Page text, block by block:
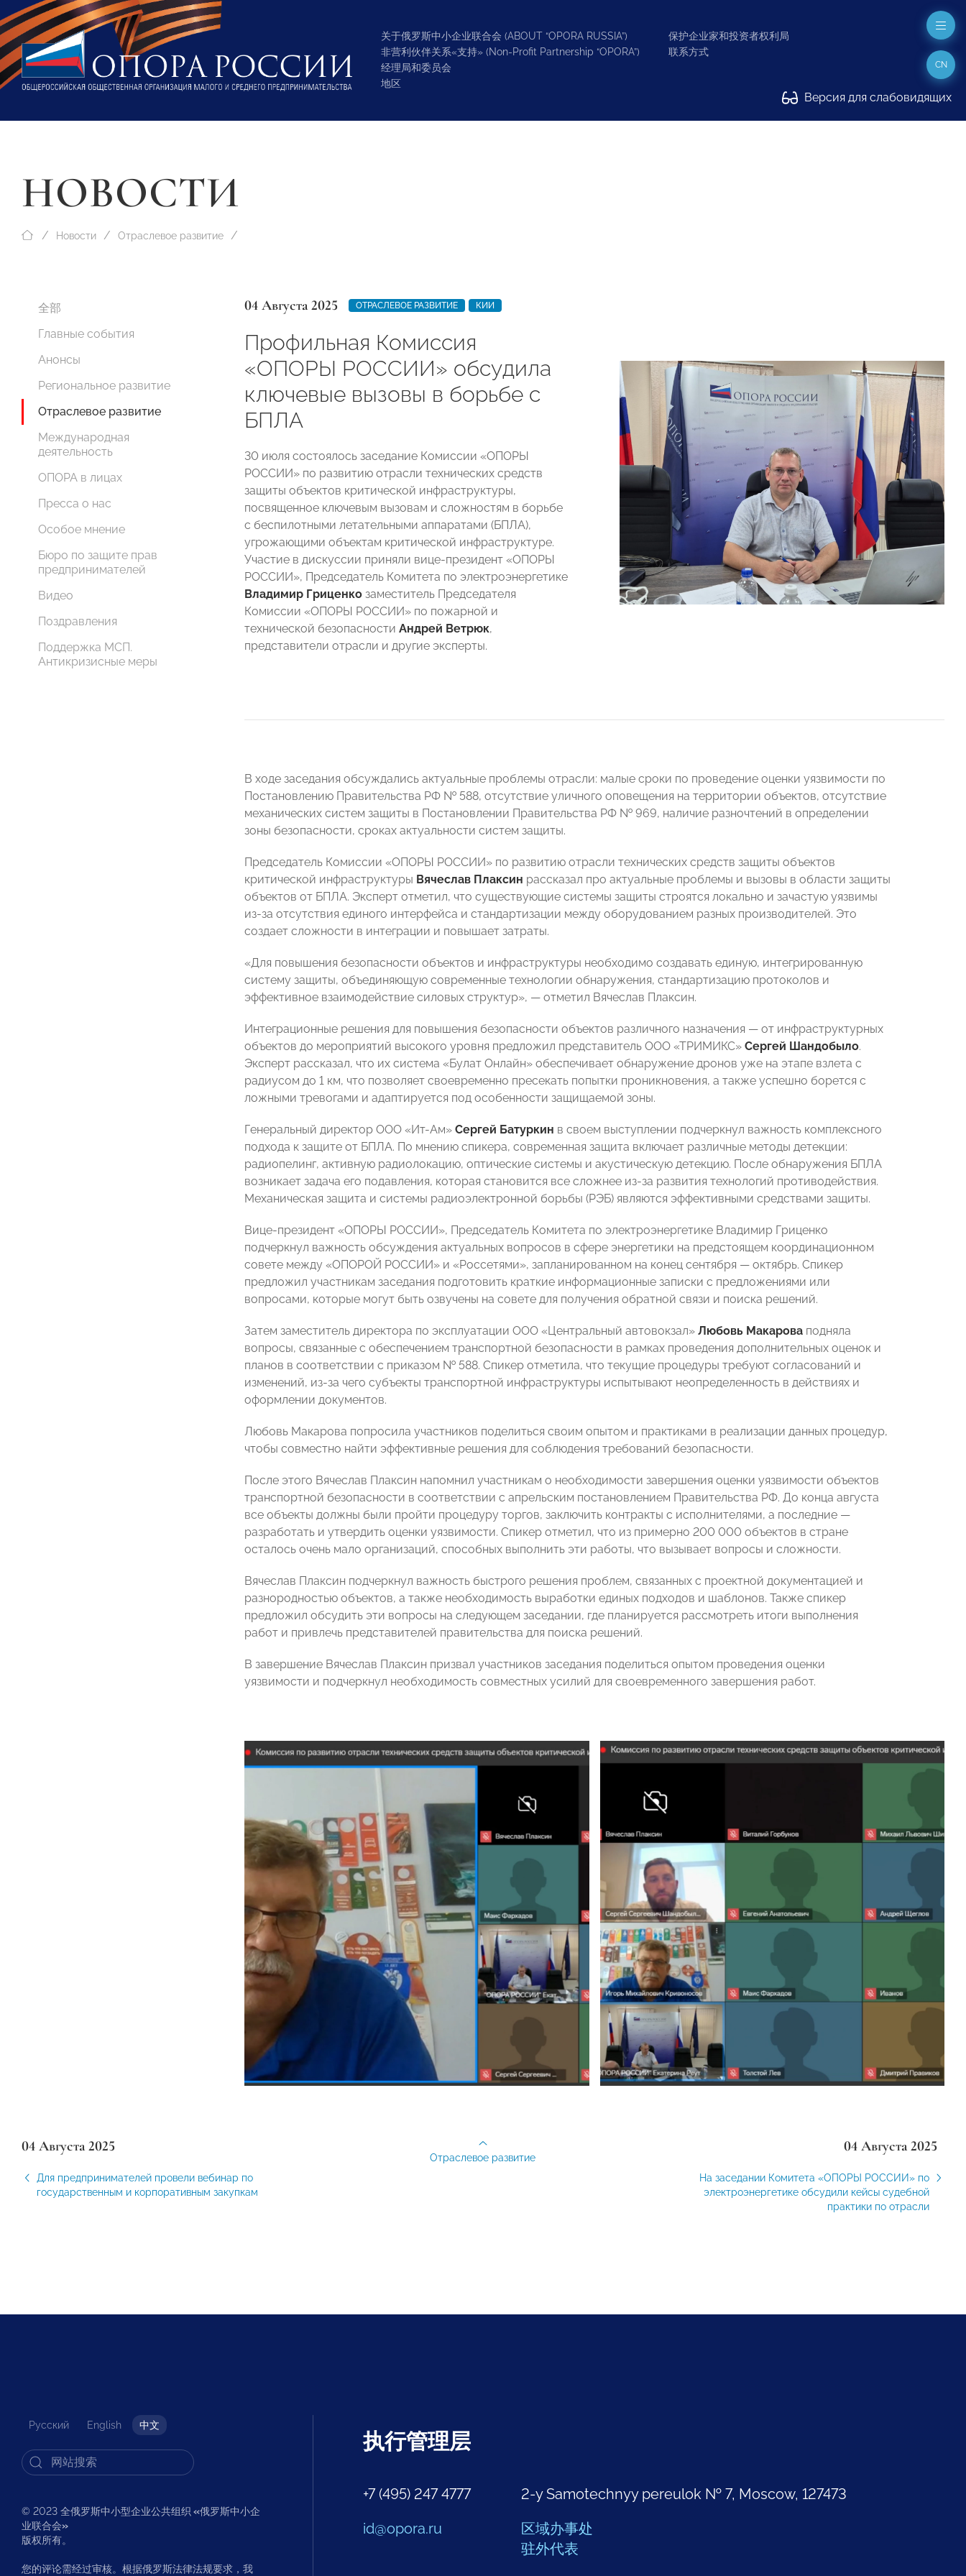
关于俄罗斯中小企业联合会 (ABOUT “OPORA RUSSIA”)
非营利伙伴关系«支持» (Non-Profit Partnership “OPORA”)
经理局和委员会
地区
保护企业家和投资者权利局
联系方式
Версия для слабовидящих
CN
НОВОСТИ
Новости Отраслевое развитие
全部
Главные события
Анонсы
Региональное развитие
Отраслевое развитие
Международная
деятельность
ОПОРА в лицах
Пресса о нас
Особое мнение
Бюро по защите прав
предпринимателей
Видео
Поздравления
Поддержка МСП.
Антикризисные меры
04 Августа 2025 ОТРАСЛЕВОЕ РАЗВИТИЕ КИИ
Профильная Комиссия
«ОПОРЫ РОССИИ» обсудила
ключевые вызовы в борьбе с
БПЛА
30 июля состоялось заседание Комиссии «ОПОРЫ
РОССИИ» по развитию отрасли технических средств
защиты объектов критической инфраструктуры,
посвященное ключевым вызовам и сложностям в борьбе
с беспилотными летательными аппаратами (БПЛА),
угрожающими объектам критической инфраструктуре.
Участие в дискуссии приняли вице-президент «ОПОРЫ
РОССИИ», Председатель Комитета по электроэнергетике
Владимир Гриценко заместитель Председателя
Комиссии «ОПОРЫ РОССИИ» по пожарной и
технической безопасности Андрей Ветрюк,
представители отрасли и другие эксперты.
В ходе заседания обсуждались актуальные проблемы отрасли: малые сроки по проведение оценки уязвимости по
Постановлению Правительства РФ № 588, отсутствие уличного оповещения на территории объектов, отсутствие
механических систем защиты в Постановлении Правительства РФ № 969, наличие разночтений в определении
зоны безопасности, сроках актуальности систем защиты.
Председатель Комиссии «ОПОРЫ РОССИИ» по развитию отрасли технических средств защиты объектов
критической инфраструктуры Вячеслав Плаксин рассказал про актуальные проблемы и вызовы в области защиты
объектов от БПЛА. Эксперт отметил, что существующие системы защиты строятся локально и зачастую уязвимы
из-за отсутствия единого интерфейса и стандартизации между оборудованием разных производителей. Это
создает сложности в интеграции и повышает затраты.
«Для повышения безопасности объектов и инфраструктуры необходимо создавать единую, интегрированную
систему защиты, объединяющую современные технологии обнаружения, стандартизацию протоколов и
эффективное взаимодействие силовых структур», — отметил Вячеслав Плаксин.
Интеграционные решения для повышения безопасности объектов различного назначения — от инфраструктурных
объектов до мероприятий высокого уровня предложил представитель ООО «ТРИМИКС» Сергей Шандобыло.
Эксперт рассказал, что их система «Булат Онлайн» обеспечивает обнаружение дронов уже на этапе взлета с
радиусом до 1 км, что позволяет своевременно пресекать попытки проникновения, а также успешно борется с
ложными тревогами и адаптируется под особенности защищаемой зоны.
Генеральный директор ООО «Ит-Ам» Сергей Батуркин в своем выступлении подчеркнул важность комплексного
подхода к защите от БПЛА. По мнению спикера, современная защита включает различные методы детекции:
радиопелинг, активную радиолокацию, оптические системы и акустическую детекцию. После обнаружения БПЛА
возникает задача его подавления, которая становится все сложнее из-за развития технологий противодействия.
Механическая защита и системы радиоэлектронной борьбы (РЭБ) являются эффективными средствами защиты.
Вице-президент «ОПОРЫ РОССИИ», Председатель Комитета по электроэнергетике Владимир Гриценко
подчеркнул важность обсуждения актуальных вопросов в сфере энергетики на предстоящем координационном
совете между «ОПОРОЙ РОССИИ» и «Россетями», запланированном на конец сентября — октябрь. Спикер
предложил участникам заседания подготовить краткие информационные записки с предложениями или
вопросами, которые могут быть озвучены на совете для получения обратной связи и поиска решений.
Затем заместитель директора по эксплуатации ООО «Центральный автовокзал» Любовь Макарова подняла
вопросы, связанные с обеспечением транспортной безопасности в рамках проведения дополнительных оценок и
планов в соответствии с приказом № 588. Спикер отметила, что текущие процедуры требуют согласований и
изменений, из-за чего субъекты транспортной инфраструктуры испытывают неопределенность в действиях и
оформлении документов.
Любовь Макарова попросила участников поделиться своим опытом и практиками в реализации данных процедур,
чтобы совместно найти эффективные решения для соблюдения требований безопасности.
После этого Вячеслав Плаксин напомнил участникам о необходимости завершения оценки уязвимости объектов
транспортной безопасности в соответствии с апрельским постановлением Правительства РФ. До конца августа
все объекты должны были пройти процедуру торгов, заключить контракты с исполнителями, а последние —
разработать и утвердить оценки уязвимости. Спикер отметил, что из примерно 200 000 объектов в стране
осталось очень мало организаций, способных выполнить эти работы, что вызывает вопросы и сложности.
Вячеслав Плаксин подчеркнул важность быстрого решения проблем, связанных с проектной документацией и
разнородностью объектов, а также необходимость выработки единых подходов и шаблонов. Также спикер
предложил обсудить эти вопросы на следующем заседании, где планируется рассмотреть итоги выполнения
работ и привлечь представителей правительства для поиска решений.
В завершение Вячеслав Плаксин призвал участников заседания поделиться опытом проведения оценки
уязвимости и подчеркнул необходимость совместных усилий для своевременного завершения работ.
04 Августа 2025
Для предпринимателей провели вебинар по
государственным и корпоративным закупкам
04 Августа 2025
На заседании Комитета «ОПОРЫ РОССИИ» по
электроэнергетике обсудили кейсы судебной
практики по отрасли
Отраслевое развитие
Русский English 中文
© 2023 全俄罗斯中小型企业公共组织 «俄罗斯中小企
业联合会»
版权所有。
您的评论需经过审核。根据俄罗斯法律法规要求，我
执行管理层
+7 (495) 247 4777
id@opora.ru
2-y Samotechnyy pereulok № 7, Moscow, 127473
区域办事处
驻外代表